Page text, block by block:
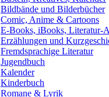
Bildbände und Bilderbücher
Comic, Anime & Cartoons
E-Books, iBooks, Literatur-
Erzählungen und
Fremdsprachige Literatur
Jugendbuch
Kalender
Kinderbuch
Romane & Lyrik